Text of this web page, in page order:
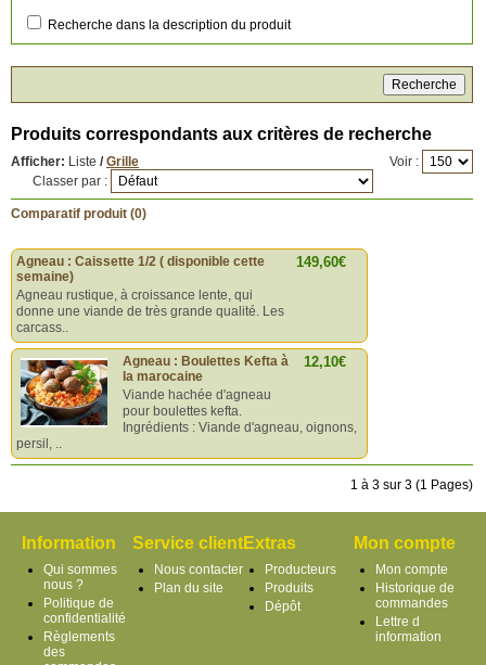
Recherche dans la description du produit
Produits correspondants aux critères de recherche
Afficher: Liste / Grille
Voir :
Classer par :
Comparatif produit (0)
149,60€
Agneau : Caissette 1/2 ( disponible cette
semaine)
Agneau rustique, à croissance lente, qui
donne une viande de très grande qualité. Les
carcass..
12,10€
Agneau : Boulettes Kefta à
la marocaine
Viande hachée d'agneau
pour boulettes kefta.
Ingrédients : Viande d'agneau, oignons,
persil, ..
1 à 3 sur 3 (1 Pages)
Information
Qui sommes
nous ?
Politique de
confidentialité
Règlements
des
Service client
Nous contacter
Plan du site
Extras
Producteurs
Produits
Dépôt
Mon compte
Mon compte
Historique de
commandes
Lettre d
information